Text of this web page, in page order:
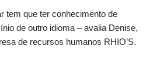
tem que ter conhecimento de
de outro idioma – avalia Denise,
de recursos humanos RHIO’S.